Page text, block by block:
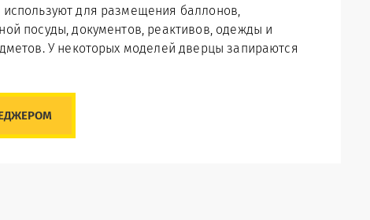
используют для размещения баллонов,
посуды, документов, реактивов, одежды и
У некоторых моделей дверцы запираются